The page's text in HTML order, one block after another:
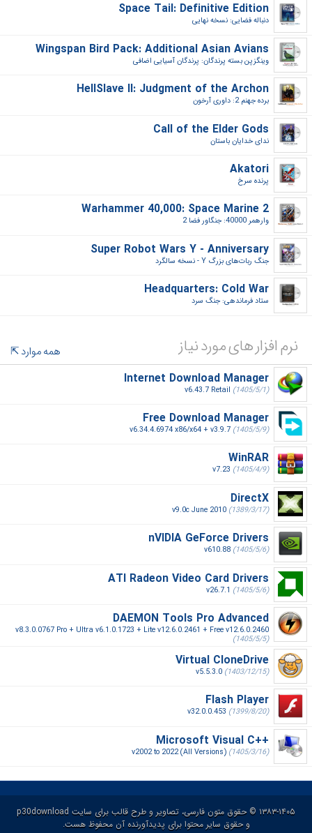
Space Tail: Definitive Edition
دنباله فضایی: نسخه نهایی‎
Wingspan Bird Pack: Additional Asian Avians
وینگزپن بسته پرندگان: پرندگان آسیایی اضافی‎
HellSlave II: Judgment of the Archon
برده جهنم 2: داوری آرخون‎
Call of the Elder Gods
ندای خدایان باستان‎
Akatori
پرنده سرخ‎
Warhammer 40,000: Space Marine 2
وارهمر 40000: جنگاور فضا 2‎
Super Robot Wars Y - Anniversary
جنگ ربات‌های بزرگ Y - نسخه سالگرد‎
Headquarters: Cold War
ستاد فرماندهی: جنگ سرد‎
نرم افزار های مورد نیاز
همه موارد
Internet Download Manager
v6.43.7 Retail (1405/5/1)
Free Download Manager
v6.34.4.6974 x86/x64 + v3.9.7 (1405/5/9)
WinRAR
v7.23 (1405/4/9)
DirectX
v9.0c June 2010 (1389/3/17)
nVIDIA GeForce Drivers
v610.88 (1405/5/6)
ATI Radeon Video Card Drivers
v26.7.1 (1405/5/6)
DAEMON Tools Pro Advanced
v8.3.0.0767 Pro + Ultra v6.1.0.1723 + Lite v12.6.0.2461 + Free v12.6.0.2460
(1405/5/5)
Virtual CloneDrive
v5.5.3.0 (1403/12/15)
Flash Player
v32.0.0.453 (1399/8/20)
Microsoft Visual C++‎
v2002 to 2022 (All Versions) (1405/3/16)
۱۳۸۳-۱۴۰۵ © حقوق متون فارسی، تصاویر و طرح قالب برای سایت p30download
و حقوق سایر محتوا برای پدیدآورنده آن محفوظ هست.